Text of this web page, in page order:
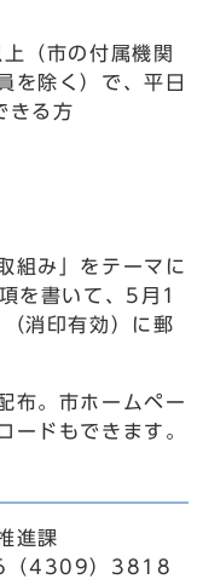
（市の付属機関
を除く）で、平日
きる方
組み」をテーマに
を書いて、5月1
消印有効）に郵
布。市ホームペー
ードもできます。
進課
（4309）3818